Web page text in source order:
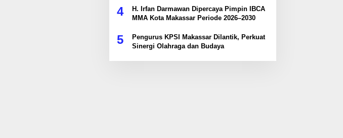
4
H. Irfan Darmawan Dipercaya Pimpin IBCA
MMA Kota Makassar Periode 2026–2030
5
Pengurus KPSI Makassar Dilantik, Perkuat
Sinergi Olahraga dan Budaya